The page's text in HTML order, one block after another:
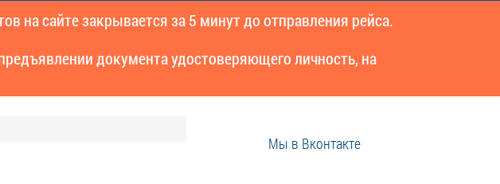
на сайте закрывается за 5 минут до отправления рейса.
документа удостоверяющего личность, на
Мы в Вконтакте